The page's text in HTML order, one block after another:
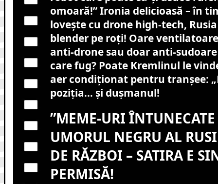
omoară!” Ironia delicioasă – în
lovește cu drone high-tech,
blender pe roți! Oare
anti-drone sau doar anti-
care fug? Poate Kremlinul le
aer condiționat pentru tranșee:
poziția… și dușmanul!
”MEME-URI
UMORUL NEGRU AL
DE RĂZBOI – SATIRA E
PERMISĂ!